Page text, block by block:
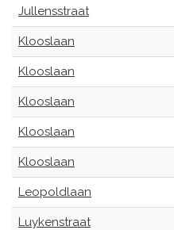
Jullensstraat
Klooslaan
Klooslaan
Klooslaan
Klooslaan
Klooslaan
Leopoldlaan
Luykenstraat